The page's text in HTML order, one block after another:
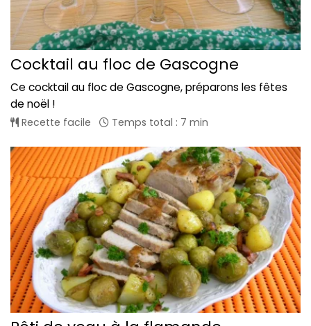
Cocktail au floc de Gascogne
Ce cocktail au floc de Gascogne, préparons les fêtes
de noël !
Recette facile Temps total : 7 min